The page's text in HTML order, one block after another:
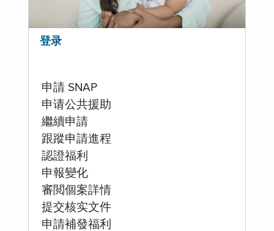
登录
申請 SNAP
申请公共援助
繼續申請
跟蹤申請進程
認證福利
申報變化
審閲個案詳情
提交核实文件
申請補發福利